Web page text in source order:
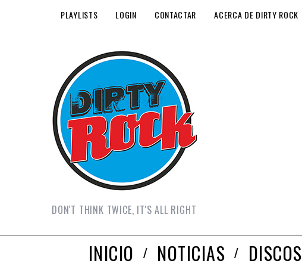
PLAYLISTS LOGIN CONTACTAR ACERCA DE DIRTY ROCK
DON'T THINK TWICE, IT'S ALL RIGHT
INICIO NOTICIAS DISCOS